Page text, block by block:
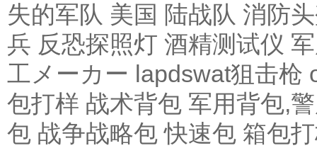
失的军队 美国 陆战队 消防
兵 反恐探照灯 酒精测试仪
工メーカー lapdswat狙击枪
包打样 战术背包 军用背包,
包 战争战略包 快速包 箱包